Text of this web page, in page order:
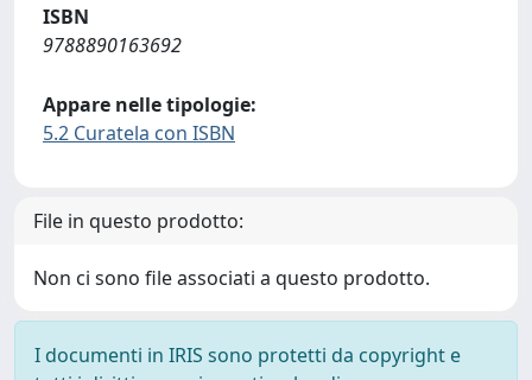
ISBN
9788890163692
Appare nelle tipologie:
5.2 Curatela con ISBN
File in questo prodotto:
Non ci sono file associati a questo prodotto.
I documenti in IRIS sono protetti da copyright e